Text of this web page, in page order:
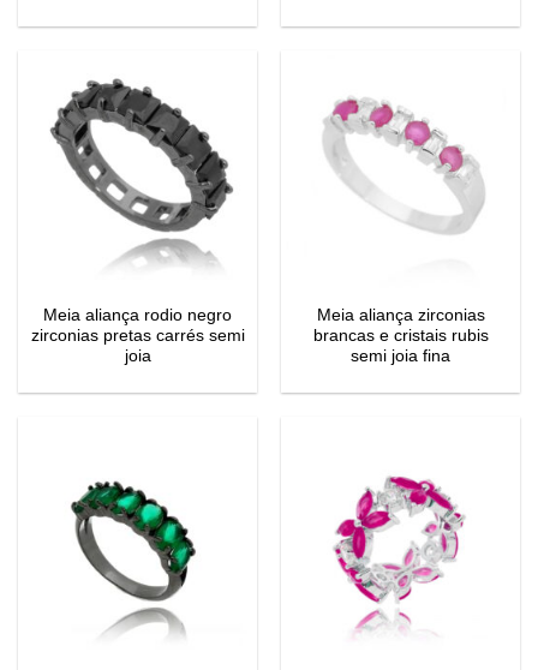
Meia aliança rodio negro
zirconias pretas carrés semi
joia
Meia aliança zirconias
brancas e cristais rubis
semi joia fina